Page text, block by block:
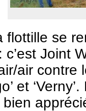
flottille se
c’est Joint
air contre
et